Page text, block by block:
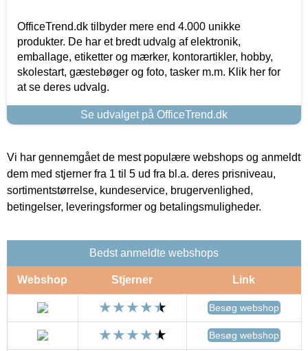
OfficeTrend.dk tilbyder mere end 4.000 unikke
produkter. De har et bredt udvalg af elektronik,
emballage, etiketter og mærker, kontorartikler, hobby,
skolestart, gæstebøger og foto, tasker m.m. Klik her for
at se deres udvalg.
Se udvalget på OfficeTrend.dk
Vi har gennemgået de mest populære webshops og anmeldt
dem med stjerner fra 1 til 5 ud fra bl.a. deres prisniveau,
sortimentstørrelse, kundeservice, brugervenlighed,
betingelser, leveringsformer og betalingsmuligheder.
Bedst anmeldte webshops
Webshop Stjerner Link
Besøg webshop
Besøg webshop